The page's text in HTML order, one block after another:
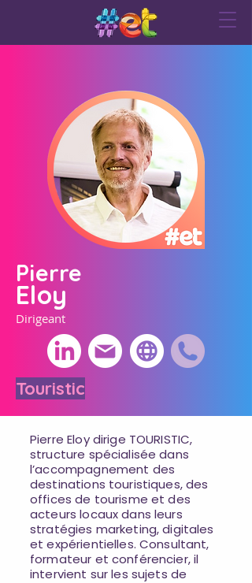
Pierre
Eloy
Dirigeant
Touristic
Pierre Eloy dirige TOURISTIC,
structure spécialisée dans
l’accompagnement des
destinations touristiques, des
offices de tourisme et des
acteurs locaux dans leurs
stratégies marketing, digitales
et expérientielles. Consultant,
formateur et conférencier, il
intervient sur les sujets de